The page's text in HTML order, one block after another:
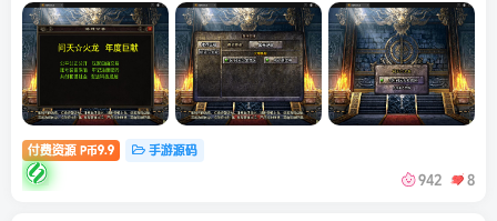
付费资源 P币9.9 手游源码
942 8